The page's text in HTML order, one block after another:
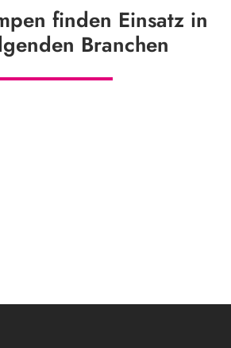
finden Einsatz in
Branchen